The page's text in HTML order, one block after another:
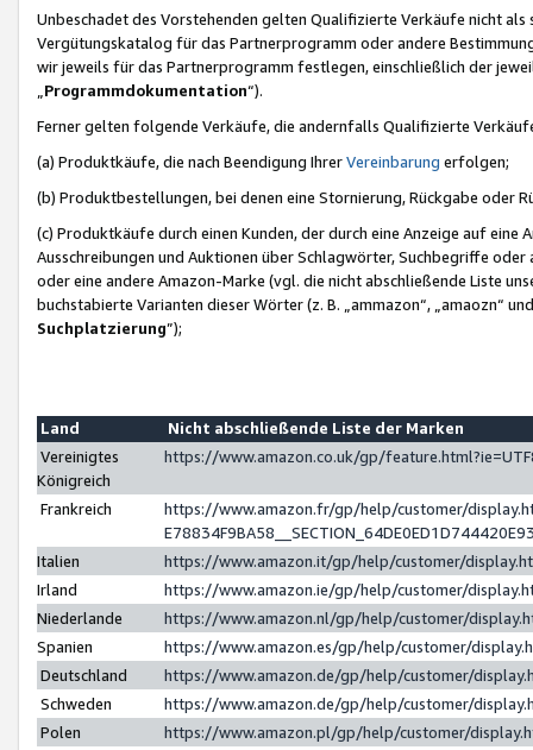
Unbeschadet des Vorstehenden gelten Qualifizierte Verkäufe nicht
Vergütungskatalog für das Partnerprogramm oder andere
wir jeweils für das Partnerprogramm festlegen, einschließlich der
Programmdokumentation“).
Ferner gelten folgende Verkäufe, die andernfalls Qualifizierte
(a) Produktkäufe, die nach Beendigung IhrerVereinbarung erfolgen;
(b) Produktbestellungen, bei denen eine Stornierung, Rückgabe oder
(c) Produktkäufe durch einen Kunden, der durch eine Anzeige auf
Ausschreibungen und Auktionen über Schlagwörter, Suchbegriffe
oder eine andere Amazon-Marke (vgl. die nicht abschließende Liste
buchstabierte Varianten dieser Wörter (z. B. „ammazon“, „amaozn“
Suchplatzierung”);
Land
Nicht abschließende Liste der Marken
Vereinigtes
Königreich
https://www.amazon.co.uk/gp/
Frankreich
https://www.amazon.fr/gp/help/customer/
Italien
https://www.amazon.it/gp/help/customer/
Irland
https://www.amazon.ie/gp/help/customer/
Niederlande
https://www.amazon.nl/gp/help/customer/
Spanien
https://www.amazon.es/gp/help/customer/
Deutschland
https://www.amazon.de/gp/help/customer/
Schweden
https://www.amazon.de/gp/help/customer/
Polen
https://www.amazon.pl/gp/help/customer/